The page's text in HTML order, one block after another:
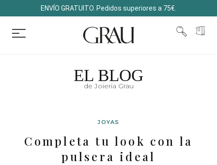
ENVÍO GRATUITO. Pedidos superiores a 75€.
EL BLOG
de Joieria Grau
JOYAS
Completa tu look con la
pulsera ideal